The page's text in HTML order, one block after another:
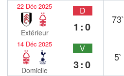
22 Déc 2025
Extérieur
D
1:0
73`
14 Déc 2025
Domicile
V
3:0
5`